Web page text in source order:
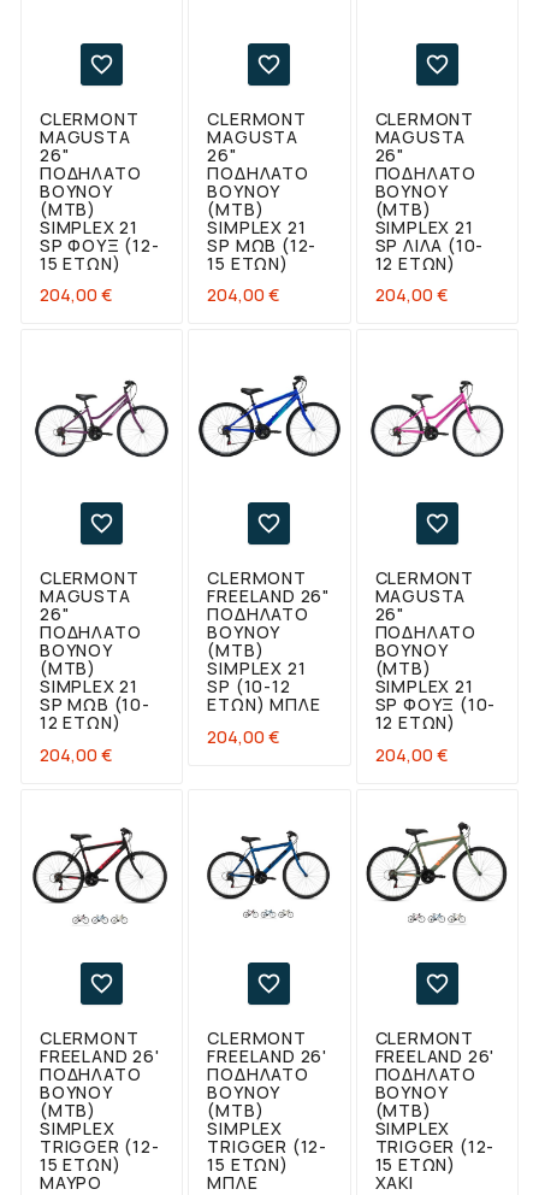

CLERMONT
MAGUSTA
26"
ΠΟΔΉΛΑΤΟ
ΒΟΥΝΟΎ
(MTB)
SIMPLEX 21
SP ΦΟΥΞ (12-
15 ΕΤΏΝ)
204,00 €

CLERMONT
MAGUSTA
26"
ΠΟΔΉΛΑΤΟ
ΒΟΥΝΟΎ
(MTB)
SIMPLEX 21
SP ΜΩΒ (12-
15 ΕΤΏΝ)
204,00 €

CLERMONT
MAGUSTA
26"
ΠΟΔΉΛΑΤΟ
ΒΟΥΝΟΎ
(MTB)
SIMPLEX 21
SP ΛΙΛΆ (10-
12 ΕΤΏΝ)
204,00 €

CLERMONT
MAGUSTA
26"
ΠΟΔΉΛΑΤΟ
ΒΟΥΝΟΎ
(MTB)
SIMPLEX 21
SP ΜΩΒ (10-
12 ΕΤΏΝ)
204,00 €

CLERMONT
FREELAND 26"
ΠΟΔΉΛΑΤΟ
ΒΟΥΝΟΎ
(ΜΤΒ)
SIMPLEX 21
SP (10-12
ΕΤΏΝ) ΜΠΛΕ
204,00 €

CLERMONT
MAGUSTA
26"
ΠΟΔΉΛΑΤΟ
ΒΟΥΝΟΎ
(MTB)
SIMPLEX 21
SP ΦΟΥΞ (10-
12 ΕΤΏΝ)
204,00 €

CLERMONT
FREELAND 26'
ΠΟΔΉΛΑΤΟ
ΒΟΥΝΟΎ
(ΜΤΒ)
SIMPLEX
TRIGGER (12-
15 ΕΤΏΝ)
ΜΑΎΡΟ

CLERMONT
FREELAND 26'
ΠΟΔΉΛΑΤΟ
ΒΟΥΝΟΎ
(ΜΤΒ)
SIMPLEX
TRIGGER (12-
15 ΕΤΏΝ)
ΜΠΛΕ

CLERMONT
FREELAND 26'
ΠΟΔΉΛΑΤΟ
ΒΟΥΝΟΎ
(ΜΤΒ)
SIMPLEX
TRIGGER (12-
15 ΕΤΏΝ)
ΧΑΚΊ